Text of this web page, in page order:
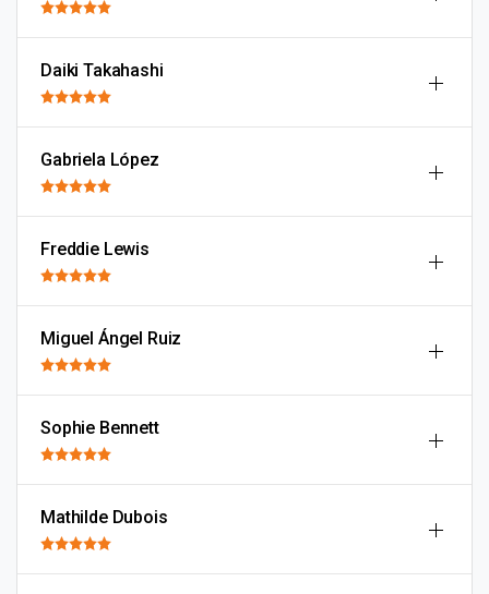
Daiki Takahashi
Gabriela López
Freddie Lewis
Miguel Ángel Ruiz
Sophie Bennett
Mathilde Dubois